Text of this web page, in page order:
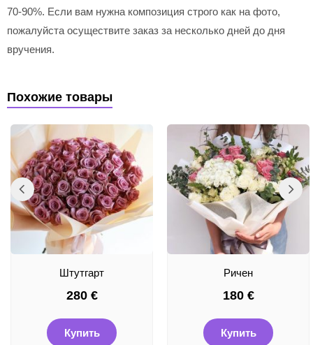
70-90%. Если вам нужна композиция строго как на фото,
пожалуйста осуществите заказ за несколько дней до дня
вручения.
Похожие товары
Штутгарт
280 €
Купить
Ричен
180 €
Купить